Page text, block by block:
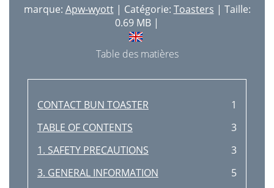
marque: Apw-wyott| Catégorie: Toasters | Taille:
0.69 MB |
Table des matières
CONTACT BUN TOASTER
1
TABLE OF CONTENTS
3
1. SAFETY PRECAUTIONS
3
3. GENERAL INFORMATION
5